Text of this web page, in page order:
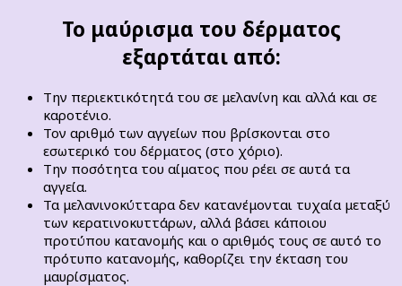
Το μαύρισμα του δέρματος
εξαρτάται από:
Την περιεκτικότητά του σε μελανίνη και αλλά και σε
καροτένιο.
Τον αριθμό των αγγείων που βρίσκονται στο
εσωτερικό του δέρματος (στο χόριο).
Την ποσότητα του αίματος που ρέει σε αυτά τα
αγγεία.
Τα μελανινοκύτταρα δεν κατανέμονται τυχαία μεταξύ
των κερατινοκυττάρων, αλλά βάσει κάποιου
προτύπου κατανομής και ο αριθμός τους σε αυτό το
πρότυπο κατανομής, καθορίζει την έκταση του
μαυρίσματος.